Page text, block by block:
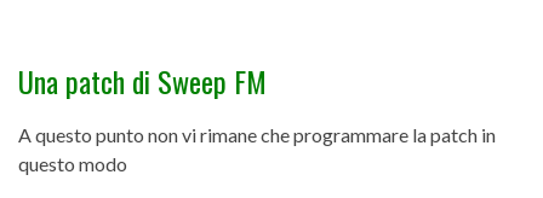
Una patch di Sweep FM
A questo punto non vi rimane che programmare la patch in
questo modo